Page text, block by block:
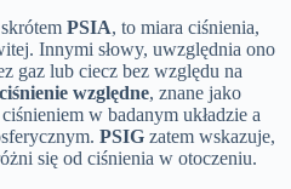
PSIA, to miara ciśnienia,
Innymi słowy, uwzględnia ono
gaz lub ciecz bez względu na
ciśnienie względne, znane jako
w badanym układzie a
PSIG zatem wskazuje,
się od ciśnienia w otoczeniu.